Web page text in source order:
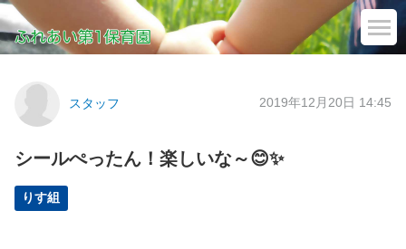
スタッフ 2019年12月20日 14:45
シールぺったん！楽しいな～😊✨
りす組